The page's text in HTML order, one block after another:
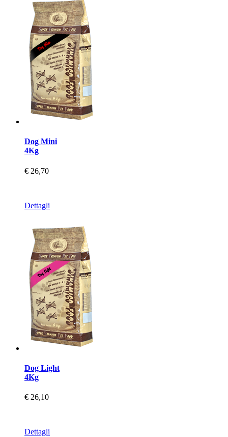
Dog Mini
4Kg
€ 26,70
Dettagli
Dog Light
4Kg
€ 26,10
Dettagli